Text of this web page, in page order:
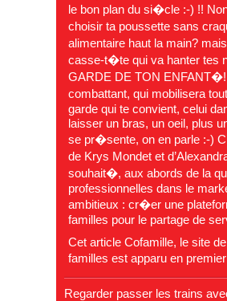
le bon plan du si�cle :-) !!
choisir ta poussette sans
alimentaire haut la main?
casse-t�te qui va hanter
GARDE DE TON
combattant, qui mobilisera
garde qui te convient, celui
laisser un bras, un oeil, plus
se pr�sente, on en parle :-)
de Krys Mondet et
souhait�, aux abords de la
professionnelles dans le
ambitieux : cr�er une
familles pour le partage de
Cet article Cofamille, le site
familles est apparu en
Regarder passer les trains